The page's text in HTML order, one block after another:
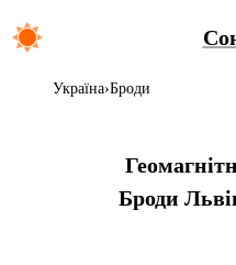
Україна Броди
Броди